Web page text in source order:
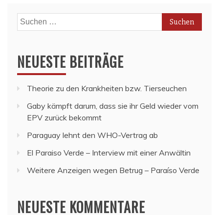
Suchen
nach:
NEUESTE BEITRÄGE
Theorie zu den Krankheiten bzw. Tierseuchen
Gaby kämpft darum, dass sie ihr Geld wieder vom
EPV zurück bekommt
Paraguay lehnt den WHO-Vertrag ab
El Paraiso Verde – Interview mit einer Anwältin
Weitere Anzeigen wegen Betrug – Paraíso Verde
NEUESTE KOMMENTARE